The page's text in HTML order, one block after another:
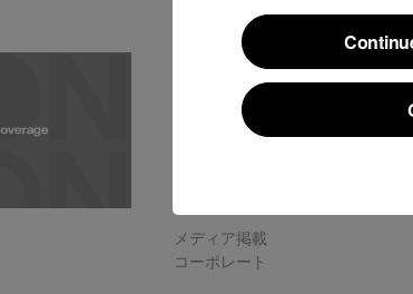
メディア掲載
コーポレート